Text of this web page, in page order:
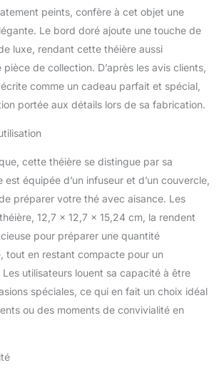
est à la fois élégante et
tendance. Théière
fabriquée à la main et
belle fleur : notre théière
en verre est
Elle est fabriquée en
verre de haute qualité,
marguerites et de
papillons sont tous
fabriqués à la main et
incrustés, scintillants à la
beaux. Placez notre
ensemble de théières en
émail dans votre
restaurant ou salon de
tranquillement de votre
peints, confère à cet objet une
Le bord doré ajoute une touche de
luxe, rendant cette théière aussi
de collection. D’après les avis clients,
comme un cadeau parfait et spécial,
portée aux détails lors de sa fabrication.
cette théière se distingue par sa
est équipée d’un infuseur et d’un couvercle,
préparer votre thé avec aisance. Les
12,7 x 12,7 x 15,24 cm, la rendent
pour préparer une quantité
tout en restant compacte pour un
utilisateurs louent sa capacité à être
spéciales, ce qui en fait un choix idéal
ou des moments de convivialité en